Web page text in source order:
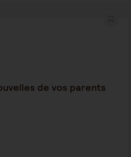
de vos parents